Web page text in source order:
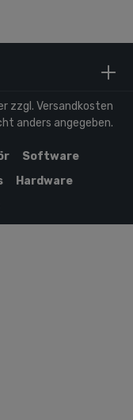
zzgl. Versandkosten
anders angegeben.
Software
Hardware